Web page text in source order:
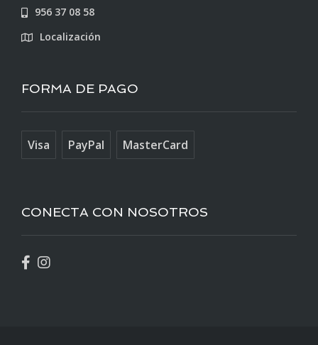
956 37 08 58
Localización
FORMA DE PAGO
Visa PayPal MasterCard
CONECTA CON NOSOTROS